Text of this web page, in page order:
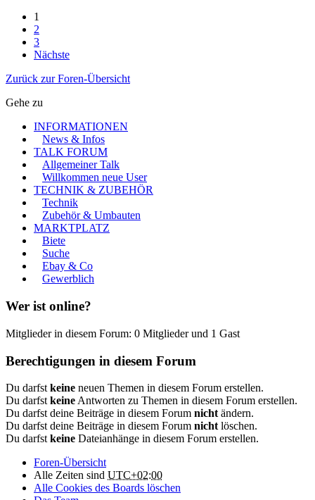
1
2
3
Nächste
Zurück zur Foren-Übersicht
Gehe zu
INFORMATIONEN
News & Infos
TALK FORUM
Allgemeiner Talk
Willkommen neue User
TECHNIK & ZUBEHÖR
Technik
Zubehör & Umbauten
MARKTPLATZ
Biete
Suche
Ebay & Co
Gewerblich
Wer ist online?
Mitglieder in diesem Forum: 0 Mitglieder und 1 Gast
Berechtigungen in diesem Forum
Du darfst keine neuen Themen in diesem Forum erstellen.
Du darfst keine Antworten zu Themen in diesem Forum erstellen.
Du darfst deine Beiträge in diesem Forum nicht ändern.
Du darfst deine Beiträge in diesem Forum nicht löschen.
Du darfst keine Dateianhänge in diesem Forum erstellen.
Foren-Übersicht
Alle Zeiten sind UTC+02:00
Alle Cookies des Boards löschen